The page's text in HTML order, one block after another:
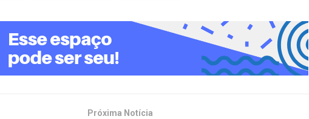
Próxima Notícia